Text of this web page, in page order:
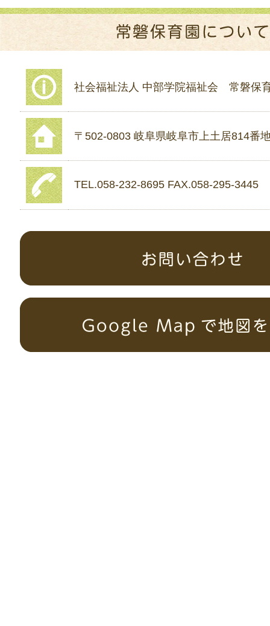
社会福祉法人 中部学院福祉会 常磐保
〒502-0803 岐阜県岐阜市上土居814番
TEL.058-232-8695 FAX.058-295-3445